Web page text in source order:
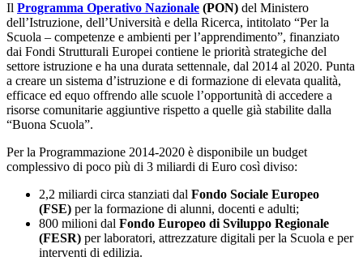
Il Programma Operativo Nazionale (PON) del Ministero
dell’Istruzione, dell’Università e della Ricerca, intitolato “Per la
Scuola – competenze e ambienti per l’apprendimento”, finanziato
dai Fondi Strutturali Europei contiene le priorità strategiche del
settore istruzione e ha una durata settennale, dal 2014 al 2020. Punta
a creare un sistema d’istruzione e di formazione di elevata qualità,
efficace ed equo offrendo alle scuole l’opportunità di accedere a
risorse comunitarie aggiuntive rispetto a quelle già stabilite dalla
“Buona Scuola”.
Per la Programmazione 2014-2020 è disponibile un budget
complessivo di poco più di 3 miliardi di Euro così diviso:
2,2 miliardi circa stanziati dal Fondo Sociale Europeo
(FSE) per la formazione di alunni, docenti e adulti;
800 milioni dal Fondo Europeo di Sviluppo Regionale
(FESR) per laboratori, attrezzature digitali per la Scuola e per
interventi di edilizia.